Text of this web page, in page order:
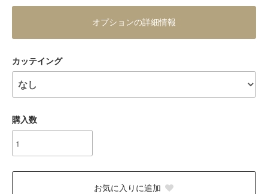
オプションの詳細情報
カッテイング
購入数
お気に入りに追加